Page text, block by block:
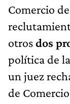
Comercio
otrosdos
política de
un juez
de